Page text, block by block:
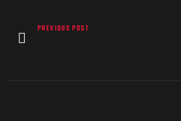
PREVIOUS POST